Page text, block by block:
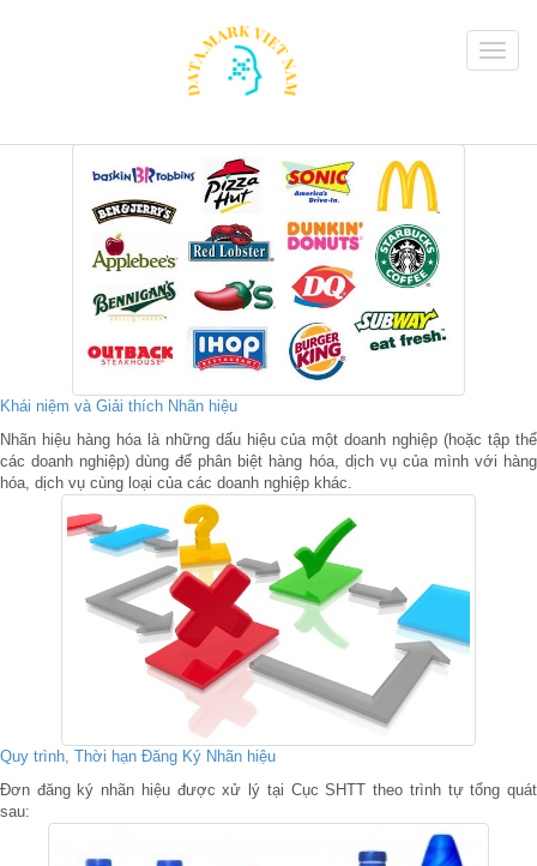
Khái niệm và Giải thích Nhãn hiệu
Nhãn hiệu hàng hóa là những dấu hiệu của một doanh nghiệp (hoặc tập thể
các doanh nghiệp) dùng để phân biệt hàng hóa, dịch vụ của mình với hàng
hóa, dịch vụ cùng loại của các doanh nghiệp khác.
Quy trình, Thời hạn Đăng Ký Nhãn hiệu
Đơn đăng ký nhãn hiệu được xử lý tại Cục SHTT theo trình tự tổng quát
sau: